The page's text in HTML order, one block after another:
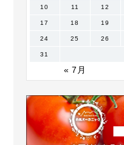
« 7月
10 11 12
17 18 19
24 25 26
31